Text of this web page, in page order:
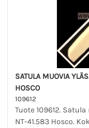
SATULA MUOVIA
HOSCO
109612
Tuote 109612.
NT-41.583 Hosco.